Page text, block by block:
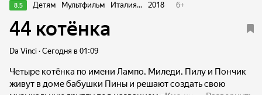
8.5 Детям Мультфильм Италия... 2018 6+
44 котёнка
Da Vinci · Сегодня в 01:09
Четыре котёнка по имени Лампо, Миледи, Пилу и Пончик
живут в доме бабушки Пины и решают создать свою